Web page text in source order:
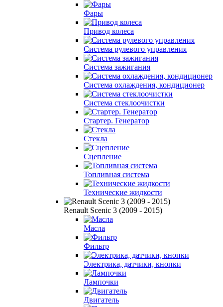
Фары
Привод колеса
Система рулевого управления
Система зажигания
Система охлаждения, кондиционер
Система cтеклоочистки
Стартер. Генератор
Стекла
Сцепление
Топливная система
Технические жидкости
Renault Scenic 3 (2009 - 2015)
Масла
Фильтр
Электрика, датчики, кнопки
Лампочки
Двигатель